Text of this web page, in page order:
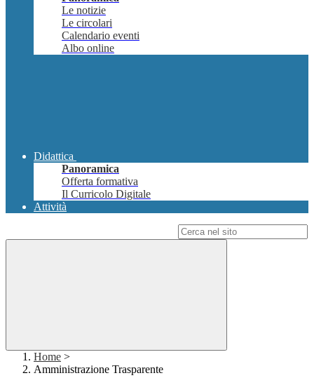
Le notizie
Le circolari
Calendario eventi
Albo online
Didattica
Panoramica
Offerta formativa
Il Curricolo Digitale
Attività
Home >
Amministrazione Trasparente